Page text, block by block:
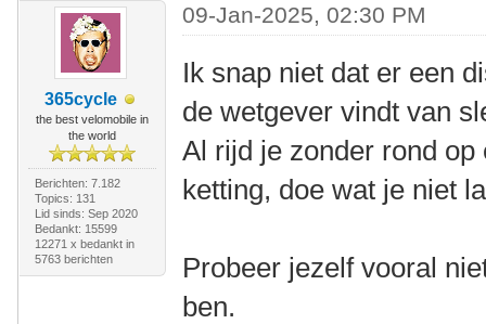
365cycle
the best velomobile in
the world
Berichten: 7.182
Topics: 131
Lid sinds: Sep 2020
Bedankt: 15599
12271 x bedankt in
5763 berichten
09-Jan-2025, 02:30 PM
Ik snap niet dat er een
de wetgever vindt van
Al rijd je zonder rond
ketting, doe wat je niet
Probeer jezelf vooral
ben.